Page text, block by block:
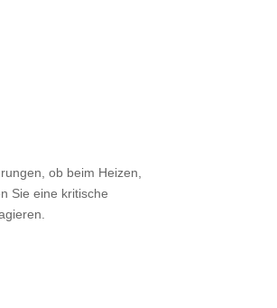
ob beim Heizen,
Sie eine kritische